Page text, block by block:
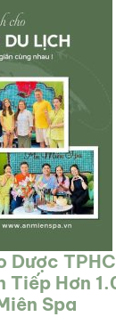
Dược
Tiếp Hơn
Spa